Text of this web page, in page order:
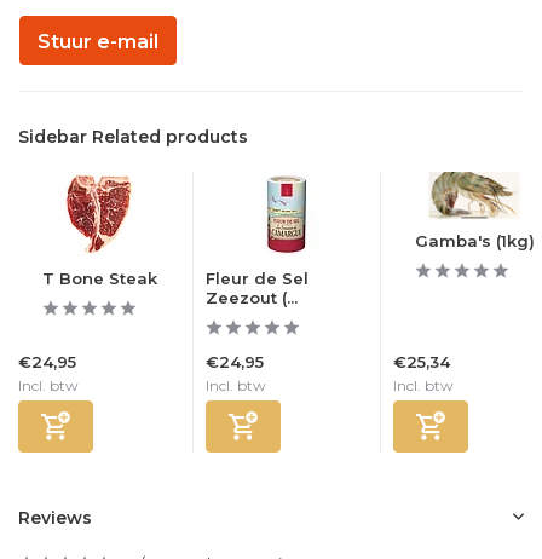
Stuur e-mail
Sidebar Related products
T Bone Steak
€24,95
Incl. btw
Fleur de Sel
Zeezout (...
€24,95
Incl. btw
Gamba's (1kg)
€25,34
Incl. btw
Reviews